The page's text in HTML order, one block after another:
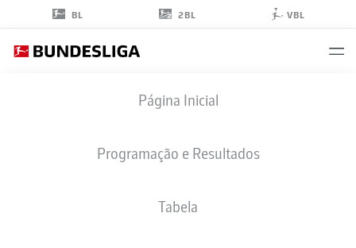
BL 2BL VBL
Página Inicial
Programação e Resultados
Tabela